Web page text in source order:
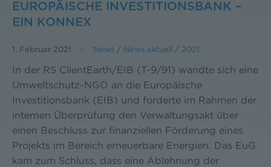
EUROPÄISCHE INVESTITIONSBANK –
EIN KONNEX
1. Februar 2021 News / News aktuell / 2021
In der RS ClientEarth/EIB (T-9/91) wandte sich eine
Umweltschutz-NGO an die Europäische
Investitionsbank (EIB) und forderte im Rahmen der
internen Überprüfung den Verwaltungsakt über
einen Beschluss zur finanziellen Förderung eines
Projekts im Bereich erneuerbare Energien. Das EuG
kam zum Schluss, dass eine Ablehnung der